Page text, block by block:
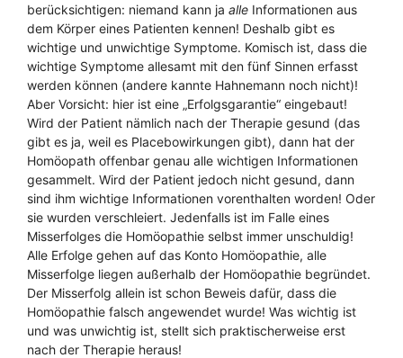
berücksichtigen: niemand kann ja alle Informationen aus
dem Körper eines Patienten kennen! Deshalb gibt es
wichtige und unwichtige Symptome. Komisch ist, dass die
wichtige Symptome allesamt mit den fünf Sinnen erfasst
werden können (andere kannte Hahnemann noch nicht)!
Aber Vorsicht: hier ist eine „Erfolgsgarantie“ eingebaut!
Wird der Patient nämlich nach der Therapie gesund (das
gibt es ja, weil es Placebowirkungen gibt), dann hat der
Homöopath offenbar genau alle wichtigen Informationen
gesammelt. Wird der Patient jedoch nicht gesund, dann
sind ihm wichtige Informationen vorenthalten worden! Oder
sie wurden verschleiert. Jedenfalls ist im Falle eines
Misserfolges die Homöopathie selbst immer unschuldig!
Alle Erfolge gehen auf das Konto Homöopathie, alle
Misserfolge liegen außerhalb der Homöopathie begründet.
Der Misserfolg allein ist schon Beweis dafür, dass die
Homöopathie falsch angewendet wurde! Was wichtig ist
und was unwichtig ist, stellt sich praktischerweise erst
nach der Therapie heraus!